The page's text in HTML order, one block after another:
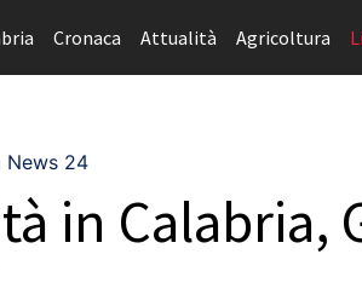
Cronaca Attualità Agricoltura
News 24
in Calabria,